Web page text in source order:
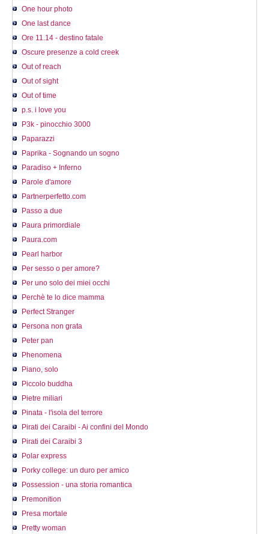
One hour photo
One last dance
Ore 11.14 - destino fatale
Oscure presenze a cold creek
Out of reach
Out of sight
Out of time
p.s. i love you
P3k - pinocchio 3000
Paparazzi
Paprika - Sognando un sogno
Paradiso + Inferno
Parole d'amore
Partnerperfetto.com
Passo a due
Paura primordiale
Paura.com
Pearl harbor
Per sesso o per amore?
Per uno solo dei miei occhi
Perchè te lo dice mamma
Perfect Stranger
Persona non grata
Peter pan
Phenomena
Piano, solo
Piccolo buddha
Pietre miliari
Pinata - l'isola del terrore
Pirati dei Caraibi - Ai confini del Mondo
Pirati dei Caraibi 3
Polar express
Porky college: un duro per amico
Possession - una storia romantica
Premonition
Presa mortale
Pretty woman